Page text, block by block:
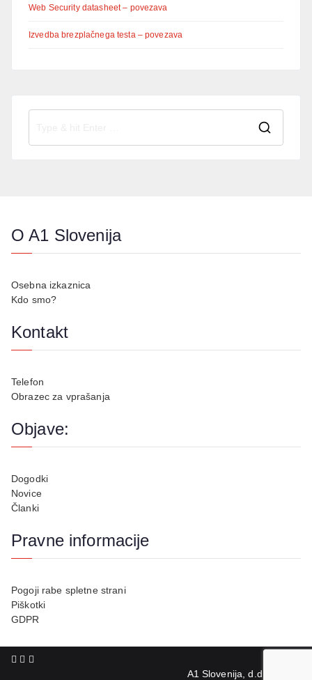
Web Security datasheet – povezava
Izvedba brezplačnega testa – povezava
O A1 Slovenija
Osebna izkaznica
Kdo smo?
Kontakt
Telefon
Obrazec za vprašanja
Objave:
Dogodki
Novice
Članki
Pravne informacije
Pogoji rabe spletne strani
Piškotki
GDPR
A1 Slovenija, d.d.,© 2026